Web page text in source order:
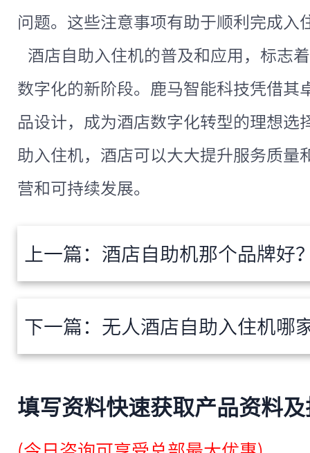
问题。这些注意事项有助于顺利完成入
酒店自助入住机的普及和应用，标志
数字化的新阶段。鹿马智能科技凭借其
品设计，成为酒店数字化转型的理想选
助入住机，酒店可以大大提升服务质量
营和可持续发展。
上一篇： 酒店自助机那个品牌好？2024
下一篇： 无人酒店自助入住机哪家好？
填写资料快速获取产品资料